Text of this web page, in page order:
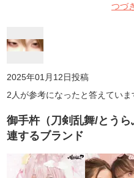
つづ
2025年01月12日投稿
2 人が参考になったと答えていま
御手杵（刀剣乱舞/とう
連するブランド